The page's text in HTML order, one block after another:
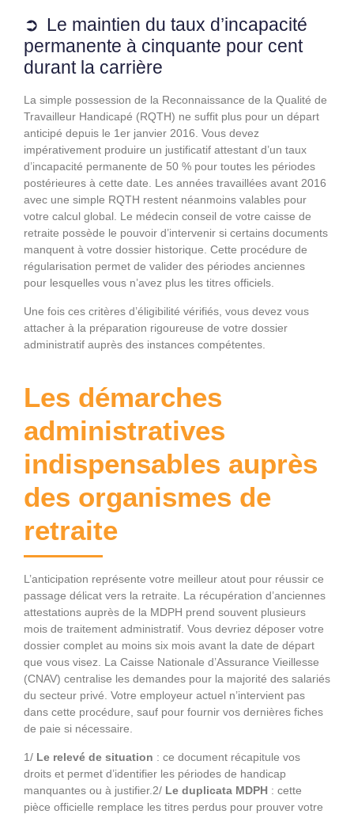
Le maintien du taux d’incapacité
permanente à cinquante pour cent
durant la carrière
La simple possession de la Reconnaissance de la Qualité de
Travailleur Handicapé (RQTH) ne suffit plus pour un départ
anticipé depuis le 1er janvier 2016. Vous devez
impérativement produire un justificatif attestant d’un taux
d’incapacité permanente de 50 % pour toutes les périodes
postérieures à cette date. Les années travaillées avant 2016
avec une simple RQTH restent néanmoins valables pour
votre calcul global. Le médecin conseil de votre caisse de
retraite possède le pouvoir d’intervenir si certains documents
manquent à votre dossier historique. Cette procédure de
régularisation permet de valider des périodes anciennes
pour lesquelles vous n’avez plus les titres officiels.
Une fois ces critères d’éligibilité vérifiés, vous devez vous
attacher à la préparation rigoureuse de votre dossier
administratif auprès des instances compétentes.
Les démarches
administratives
indispensables auprès
des organismes de
retraite
L’anticipation représente votre meilleur atout pour réussir ce
passage délicat vers la retraite. La récupération d’anciennes
attestations auprès de la MDPH prend souvent plusieurs
mois de traitement administratif. Vous devriez déposer votre
dossier complet au moins six mois avant la date de départ
que vous visez. La Caisse Nationale d’Assurance Vieillesse
(CNAV) centralise les demandes pour la majorité des salariés
du secteur privé. Votre employeur actuel n’intervient pas
dans cette procédure, sauf pour fournir vos dernières fiches
de paie si nécessaire.
1/ Le relevé de situation : ce document récapitule vos
droits et permet d’identifier les périodes de handicap
manquantes ou à justifier.2/ Le duplicata MDPH : cette
pièce officielle remplace les titres perdus pour prouver votre